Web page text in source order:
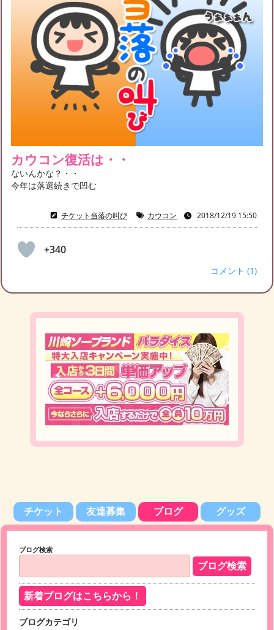
カウコン復活は・・
ないんかな？・・
今年は落選続きで凹む
チケット当落の叫び カウコン 2018/12/19 15:50
+340
コメント (1)
チケット 友達募集 ブログ グッズ
ブログ検索
新着ブログはこちらから！
ブログカテゴリ